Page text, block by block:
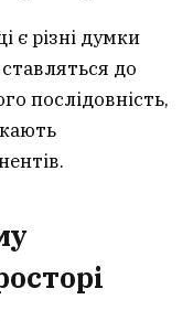
є різні думки
до
послідовність,